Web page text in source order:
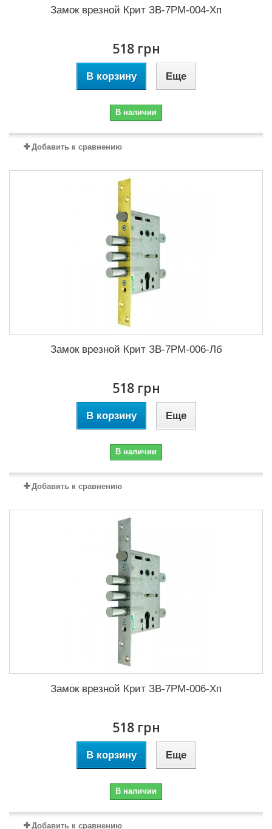
Замок врезной Крит ЗВ-7РМ-004-Хп
518 грн
В корзину Еще
В наличии
Добавить к сравнению
Замок врезной Крит ЗВ-7РМ-006-Лб
518 грн
В корзину Еще
В наличии
Добавить к сравнению
Замок врезной Крит ЗВ-7РМ-006-Хп
518 грн
В корзину Еще
В наличии
Добавить к сравнению